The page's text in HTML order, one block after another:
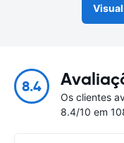
8.4
Os clientes
8.4/10 em